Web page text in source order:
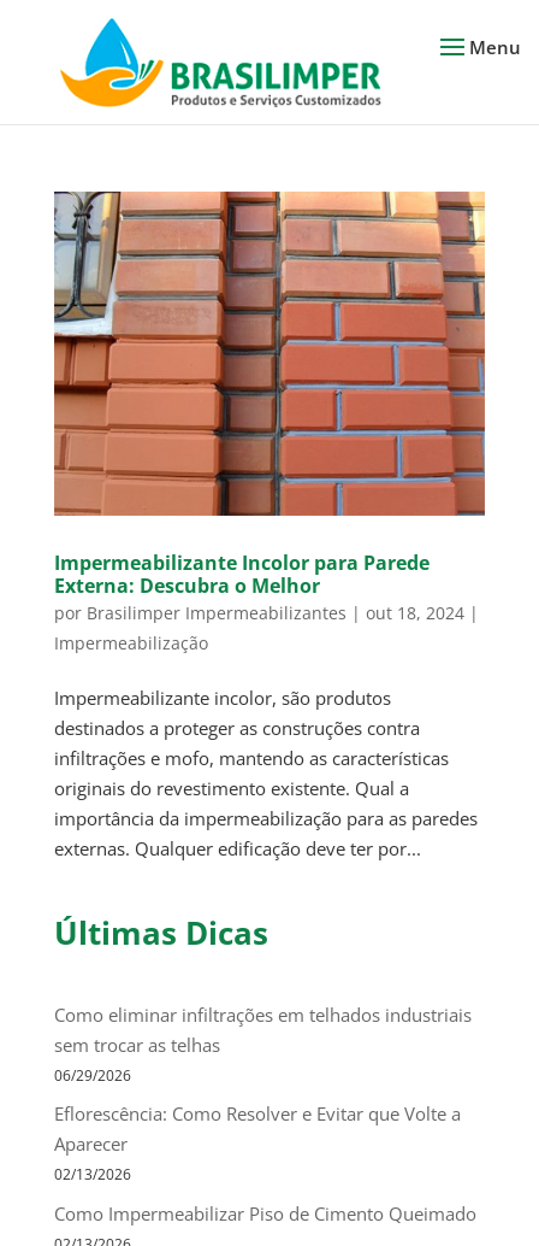
Impermeabilizante Incolor para Parede
Externa: Descubra o Melhor
por Brasilimper Impermeabilizantes | out 18, 2024|
Impermeabilização
Impermeabilizante incolor, são produtos
destinados a proteger as construções contra
infiltrações e mofo, mantendo as características
originais do revestimento existente. Qual a
importância da impermeabilização para as paredes
externas. Qualquer edificação deve ter por...
Últimas Dicas
Como eliminar infiltrações em telhados industriais
sem trocar as telhas
06/29/2026
Eflorescência: Como Resolver e Evitar que Volte a
Aparecer
02/13/2026
Como Impermeabilizar Piso de Cimento Queimado